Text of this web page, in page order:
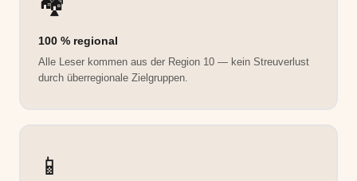
100 % regional
Alle Leser kommen aus der Region 10 — kein Streuverlust
durch überregionale Zielgruppen.
📱